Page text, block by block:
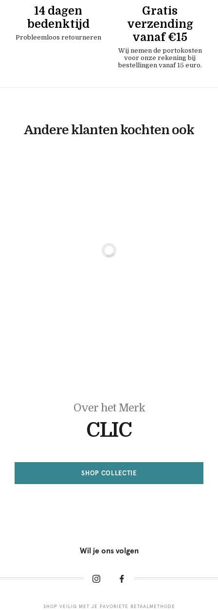
14 dagen
bedenktijd
Probleemloos retourneren
Gratis
verzending
vanaf €15
Wij nemen de portokosten
voor onze rekening bij
bestellingen vanaf 15 euro.
Andere klanten kochten ook
Over het Merk
CLIC
SHOP COLLECTIE
Wil je ons volgen
SHOP VEILIG MET JE FAVORIETE BETAALMETHODE